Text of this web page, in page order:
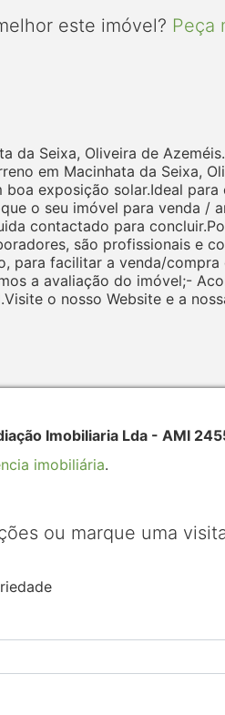
este imóvel? Peça
da Seixa, Oliveira de
em Macinhata da Seixa,
exposição solar.Ideal
o seu imóvel para venda
contactado para
são profissionais e
para facilitar a venda/
a avaliação do imóvel;-
o nosso Website e a
Imobiliaria Lda - AMI
imobiliária.
ou marque uma